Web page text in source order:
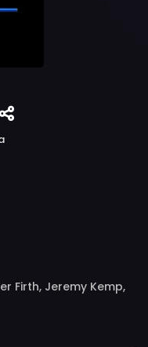
Firth, Jeremy Kemp,
Colley, Catherine